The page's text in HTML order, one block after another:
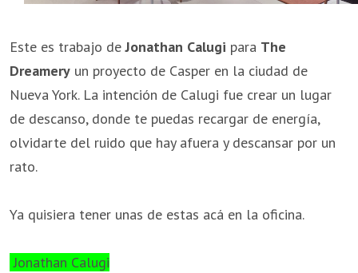
Este es trabajo deJonathan Calugi para The
Dreamery un proyecto de Casper en la ciudad de
Nueva York. La intención de Calugi fue crear un lugar
de descanso, donde te puedas recargar de energía,
olvidarte del ruido que hay afuera y descansar por un
rato.
Ya quisiera tener unas de estas acá en la oficina.
Jonathan Calugi